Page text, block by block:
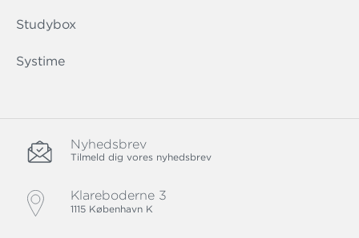
Studybox
Systime
Nyhedsbrev
Tilmeld dig vores nyhedsbrev
Klareboderne 3
1115 København K